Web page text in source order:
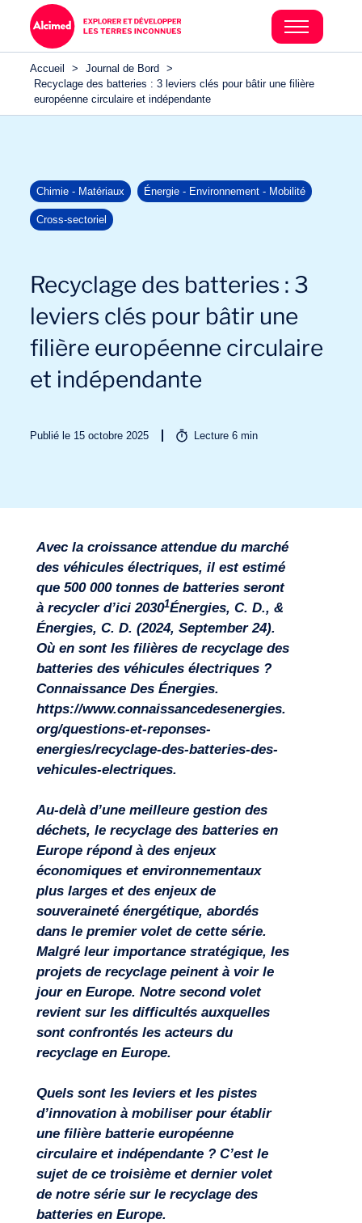
Secteurs
Accueil > Journal de Bord
>
Recyclage des batteries : 3 leviers clés pour bâtir une filière
européenne circulaire et indépendante
Chimie - Matériaux Énergie - Environnement - Mobilité
Cross-sectoriel
Recyclage des batteries : 3
leviers clés pour bâtir une
filière européenne circulaire
et indépendante
Publié le 15 octobre 2025 Lecture6 min
Avec la croissance attendue du marché
des véhicules électriques, il est estimé
que 500 000 tonnes de batteries seront
à recycler d’ici 20301Énergies, C. D., &
Énergies, C. D. (2024, September 24).
Où en sont les filières de recyclage des
batteries des véhicules électriques ?
Connaissance Des Énergies.
https://www.connaissancedesenergies.
org/questions-et-reponses-
energies/recyclage-des-batteries-des-
vehicules-electriques.
Au-delà d’une meilleure gestion des
déchets, le recyclage des batteries en
Europe répond à des enjeux
économiques et environnementaux
plus larges et des enjeux de
souveraineté énergétique, abordés
dans le premier volet de cette série.
Malgré leur importance stratégique, les
projets de recyclage peinent à voir le
jour en Europe. Notre second volet
revient sur les difficultés auxquelles
sont confrontés les acteurs du
recyclage en Europe.
Quels sont les leviers et les pistes
d’innovation à mobiliser pour établir
une filière batterie européenne
circulaire et indépendante ? C’est le
sujet de ce troisième et dernier volet
de notre série sur le recyclage des
batteries en Europe.